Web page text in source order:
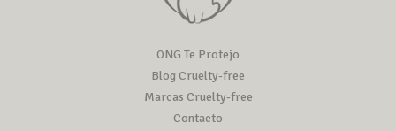
ONG Te Protejo
Blog Cruelty-free
Marcas Cruelty-free
Contacto